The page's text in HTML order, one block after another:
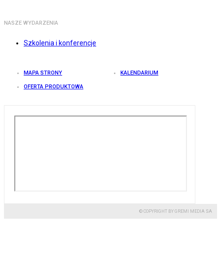
NASZE WYDARZENIA
Szkolenia i konferencje
MAPA STRONY KALENDARIUM
OFERTA PRODUKTOWA
© COPYRIGHT BY GREMI MEDIA SA